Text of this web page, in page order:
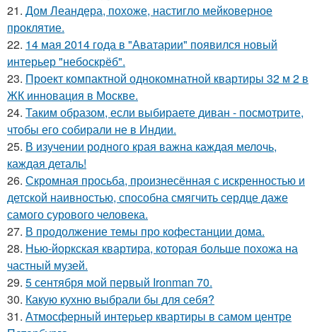
21. Дом Леандера, похоже, настигло мейковерное
проклятие.
22. 14 мая 2014 года в "Аватарии" появился новый
интерьер "небоскрёб".
23. Проект компактной однокомнатной квартиры 32 м 2 в
ЖК инновация в Москве.
24. Таким образом, если выбираете диван - посмотрите,
чтобы его собирали не в Индии.
25. В изучении родного края важна каждая мелочь,
каждая деталь!
26. Скромная просьба, произнесённая с искренностью и
детской наивностью, способна смягчить сердце даже
самого сурового человека.
27. В продолжение темы про кофестанции дома.
28. Нью-йоркская квартира, которая больше похожа на
частный музей.
29. 5 сентября мой первый Ironman 70.
30. Какую кухню выбрали бы для себя?
31. Атмосферный интерьер квартиры в самом центре